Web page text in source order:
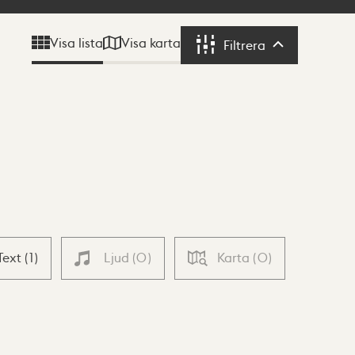
Visa lista Visa karta Filtrera Filtrera
(1) Ljud (0) Karta (0)